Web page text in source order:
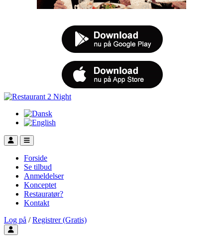
Forside
Se tilbud
Anmeldelser
Konceptet
Restauratør?
Kontakt
Log på / Registrer (Gratis)
Toggle user menu